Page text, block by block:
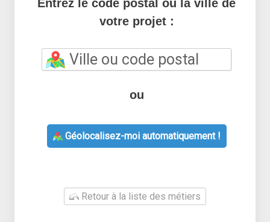
Entrez le code postal ou la ville de
votre projet :
ou
Géolocalisez-moi automatiquement !
Retour à la liste des métiers